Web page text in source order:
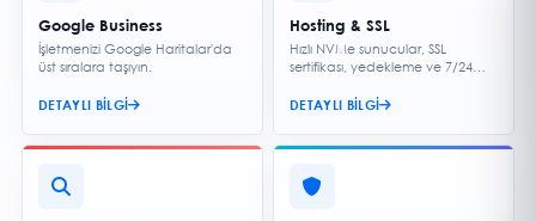
Google Business
İşletmenizi Google Haritalar'da
üst sıralara taşıyın.
DETAYLI BILGI
Hosting & SSL
Hızlı NVMe sunucular, SSL
sertifikası, yedekleme ve 7/24
DETAYLI BILGI